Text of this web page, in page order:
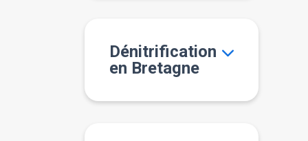
Dénitrification
en Bretagne